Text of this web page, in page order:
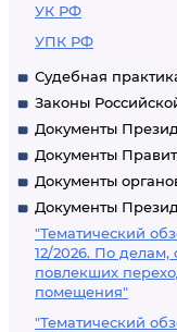
УК РФ
УПК РФ
Судебная
Законы
Документы
Документы
Документы
Документы
"Тематический
12/2026. По
повлекших
помещения"
"Тематический